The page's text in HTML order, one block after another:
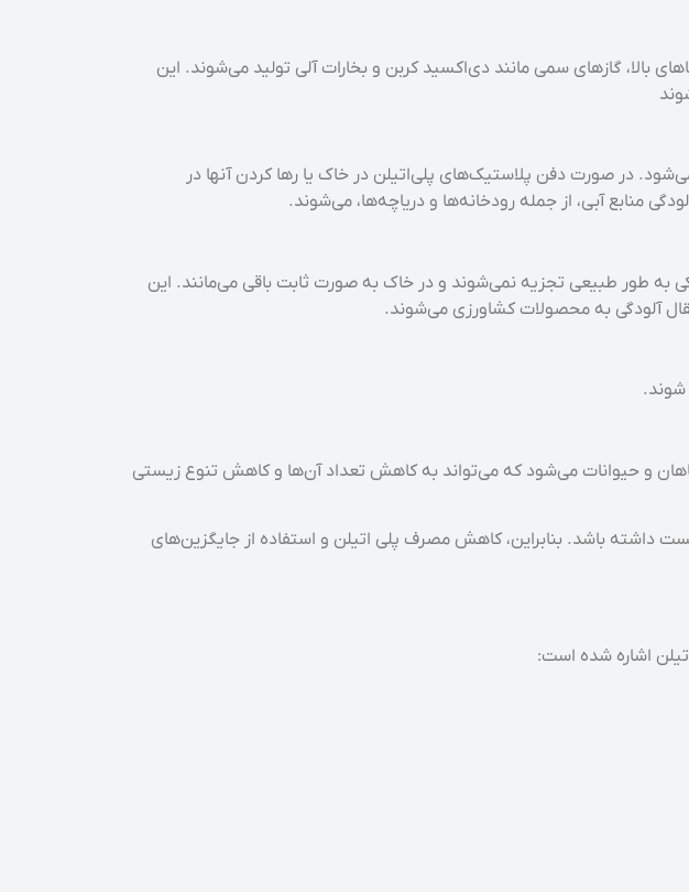
بالا، گاز‌های سمی مانند دی‌اکسید کربن و بخارات آلی تولید می‌شوند. این
در صورت دفن پلاستیک‌های پلی‌اتیلن در خاک یا رها کردن آنها در
منابع آبی، از جمله رودخانه‌ها و دریاچه‌ها، می‌شوند.
به طور طبیعی تجزیه نمی‌شوند و در خاک به صورت ثابت باقی می‌مانند. این
آلودگی به محصولات کشاورزی می‌شوند.
شوند.
و حیوانات می‌شود که می‌تواند به کاهش تعداد آن‌ها و کاهش تنوع زیستی
داشته باشد. بنابراین، کاهش مصرف پلی اتیلن و استفاده از جایگزین‌های
اشاره شده است: